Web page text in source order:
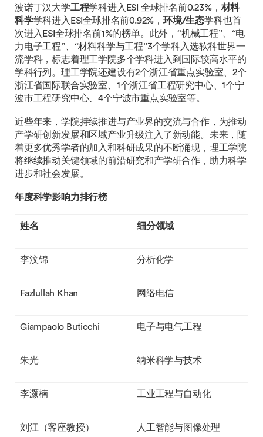
波诺丁汉大学工程学科进入ESI 全球排名前0.23%， 材料
科学学科进入ESI全球排名前0.92%，环境/生态学科也首
次进入ESI全球排名前1%的榜单。此外，“机械工程”、“电
力电子工程”、“材料科学与工程”3个学科入选软科世界一
流学科，标志着理工学院多个学科进入到国际较高水平的
学科行列。理工学院还建设有2个浙江省重点实验室、2个
浙江省国际联合实验室、1个浙江省工程研究中心、1个宁
波市工程研究中心、4个宁波市重点实验室等。
近些年来，学院持续推进与产业界的交流与合作，为推动
产学研创新发展和区域产业升级注入了新动能。未来，随
着更多优秀学者的加入和科研成果的不断涌现，理工学院
将继续推动关键领域的前沿研究和产学研合作，助力科学
进步和社会发展。
年度科学影响力排行榜
姓名 细分领域
李汶锦 分析化学
Fazlullah Khan 网络电信
Giampaolo Buticchi 电子与电气工程
朱光 纳米科学与技术
李灏楠 工业工程与自动化
刘江（客座教授） 人工智能与图像处理